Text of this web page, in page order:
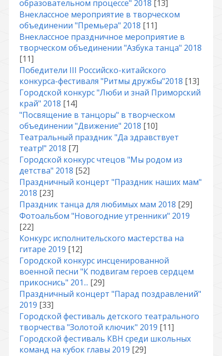
образовательном процессе" 2018 [13]
Внеклассное мероприятие в творческом
объединении "Премьера" 2018 [11]
Внеклассное праздничное мероприятие в
творческом объединении "Азбука танца" 2018
[11]
Победители III Российско-китайского
конкурса-фестиваля "Ритмы дружбы"2018 [13]
Городской конкурс "Люби и знай Приморский
край" 2018 [14]
"Посвящение в танцоры" в творческом
объединении "Движение" 2018 [10]
Театральный праздник "Да здравствует
театр!" 2018 [7]
Городской конкурс чтецов "Мы родом из
детства" 2018 [52]
Праздничный концерт "Праздник наших мам"
2018 [23]
Праздник танца для любимых мам 2018 [29]
Фотоальбом "Новогодние утренники" 2019
[22]
Конкурс исполнительского мастерства на
гитаре 2019 [12]
Городской конкурс инсценированной
военной песни "К подвигам героев сердцем
прикоснись" 201... [29]
Праздничный концерт "Парад поздравлений"
2019 [33]
Городской фестиваль детского театрального
творчества "Золотой ключик" 2019 [11]
Городской фестиваль КВН среди школьных
команд на кубок главы 2019 [29]